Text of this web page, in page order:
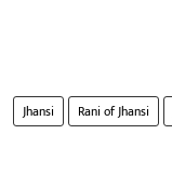
Jhansi Rani of Jhansi